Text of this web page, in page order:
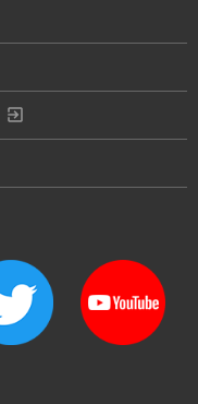
exit_to_app